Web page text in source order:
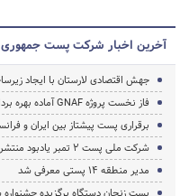
آخرین اخبار شرکت پست جمهوری
جهش اقتصادی لارستان با ایجاد
فاز نخست پروژه GNAF آماده بهره برداری است
برقراری پست پیشتاز بین ایران و
شرکت ملی پست 2 تمبر یادبود منتشر کرد
مدیر منطقه 14 پستی معرفی شد